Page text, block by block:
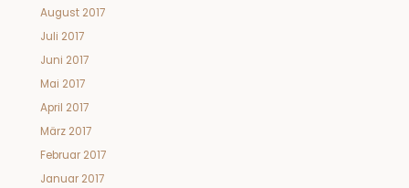
August 2017
Juli 2017
Juni 2017
Mai 2017
April 2017
März 2017
Februar 2017
Januar 2017